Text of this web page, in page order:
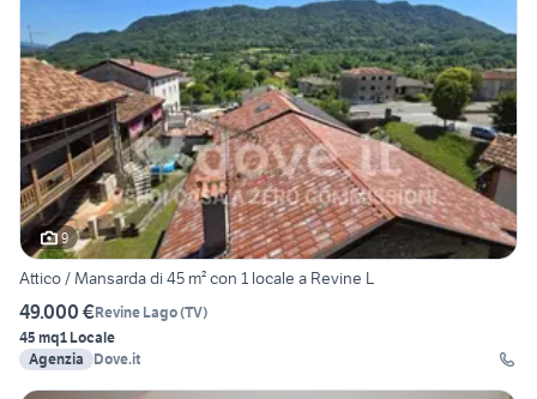
9
Attico / Mansarda di 45 m² con 1 locale a Revine L
49.000 €Revine Lago(TV)
45 mq1 Locale
Agenzia
Dove.it